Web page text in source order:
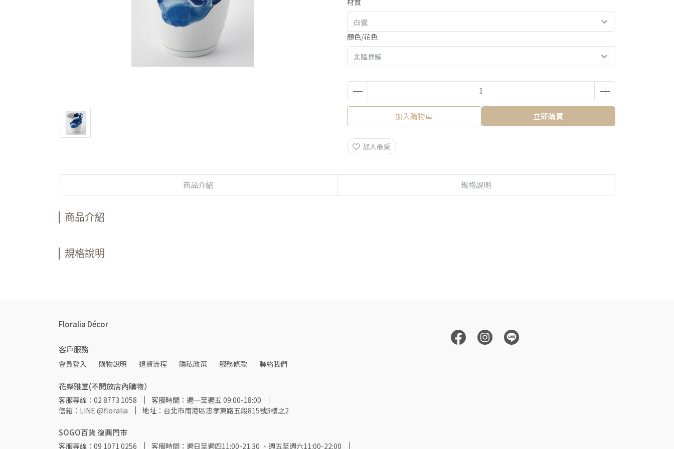
材質
顏色/花色
加入購物車 立即購買
加入最愛
商品介紹 規格說明
商品介紹
規格說明
Floralia Décor
客戶服務
會員登入 購物說明 退貨流程 隱私政策 服務條款 聯絡我們
花樂雅堂(不開放店內購物）
客服專線：02 8773 1058
客服時間：週一至週五 09:00-18:00
信箱：LINE @floralia
地址：台北市南港區忠孝東路五段815號3樓之2
SOGO百貨 復興門市
客服專線：09 1071 0256 客服時間：週日至週四11:00-21:30 、週五至週六11:00-22:00